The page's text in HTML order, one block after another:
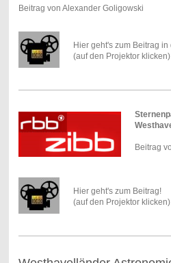
Beitrag von Alexander Goligowski
Hier geht's zum Beitrag
(auf den Projektor klicken)
Beitrag
Hier geht's zum Beitrag!
(auf den Projektor klicken)